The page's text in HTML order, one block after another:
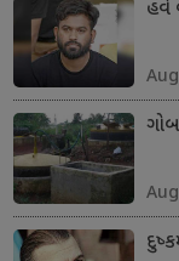
હવે